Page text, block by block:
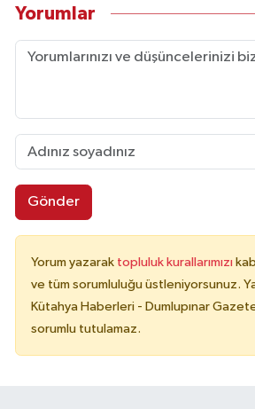
Yorumlar
Gönder
Yorum yazarak topluluk kurallarımızı
ve tüm sorumluluğu üstleniyorsunuz.
Kütahya Haberleri - Dumlupınar
sorumlu tutulamaz.